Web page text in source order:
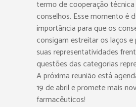
termo de cooperação
conselhos. Esse momento é
importância para que os
consigam estreitar os laços
suas representatividades
questões das categorias
A próxima reunião está
19 de abril e promete mais
farmacêuticos!